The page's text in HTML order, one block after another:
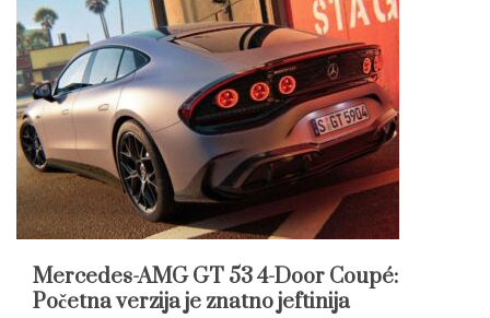
Mercedes-AMG GT 53 4-Door Coupé:
Početna verzija je znatno jeftinija